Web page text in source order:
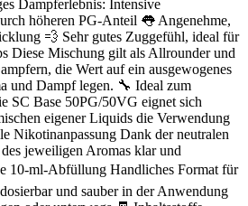
Dampferlebnis: Intensive
höheren PG-Anteil 👅 Angenehme,
💨 Sehr gutes Zuggefühl, ideal für
Diese Mischung gilt als Allrounder und
die Wert auf ein ausgewogenes
und Dampf legen. 🔧 Ideal zum
SC Base 50PG/50VG eignet sich
eigener Liquids die Verwendung
Nikotinanpassung Dank der neutralen
jeweiligen Aromas klar und
10-ml-Abfüllung Handliches Format für
und sauber in der Anwendung